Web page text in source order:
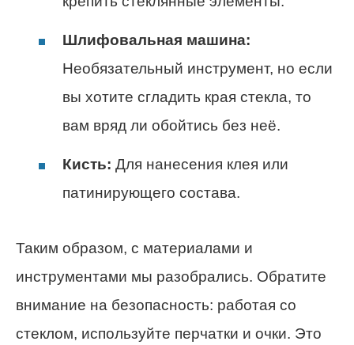
Шлифовальная машина:
Необязательный инструмент, но если
вы хотите сгладить края стекла, то
вам вряд ли обойтись без неё.
Кисть: Для нанесения клея или
патинирующего состава.
Таким образом, с материалами и
инструментами мы разобрались. Обратите
внимание на безопасность: работая со
стеклом, используйте перчатки и очки. Это